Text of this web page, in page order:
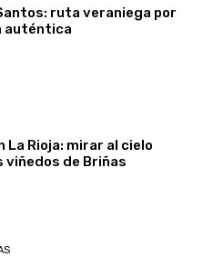
ruta veraniega por
auténtica
La Rioja: mirar al cielo
viñedos de Briñas